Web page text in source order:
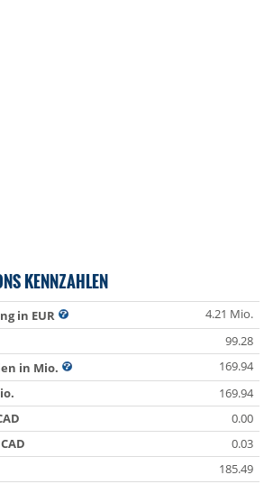
KENNZAHLEN
in EUR
4.21 Mio.
99.28
in Mio.
169.94
169.94
0.00
0.03
185.49